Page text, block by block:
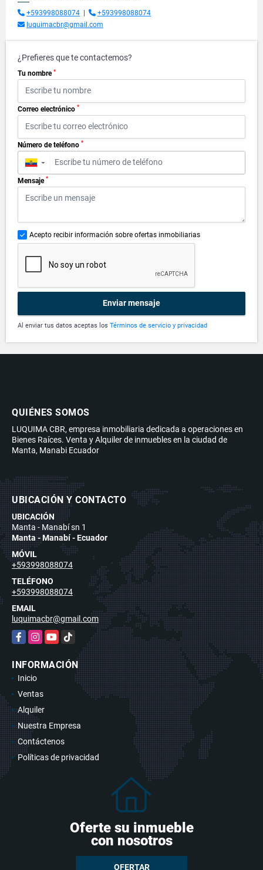
+593998088074
+593998088074
luquimacbr@gmail.com
¿Prefieres que te contactemos?
Tu nombre *
Correo electrónico *
Número de teléfono *
▼
Mensaje *
Acepto recibir información sobre ofertas inmobiliarias
Enviar mensaje
Al enviar tus datos aceptas los Términos de servicio y privacidad
QUIÉNES SOMOS
LUQUIMA CBR, empresa inmobiliaria dedicada a operaciones en
Bienes Raíces. Venta y Alquiler de inmuebles en la ciudad de
Manta, Manabi Ecuador
UBICACIÓN Y CONTACTO
UBICACIÓN
Manta - Manabí sn 1
Manta - Manabí - Ecuador
MÓVIL
+593998088074
TELÉFONO
+593998088074
EMAIL
luquimacbr@gmail.com
FacebookInstagram
YouTubeTikTok
INFORMACIÓN
Inicio
Ventas
Alquiler
Nuestra Empresa
Contáctenos
Políticas de privacidad
Oferte su inmueble
con nosotros
OFERTAR